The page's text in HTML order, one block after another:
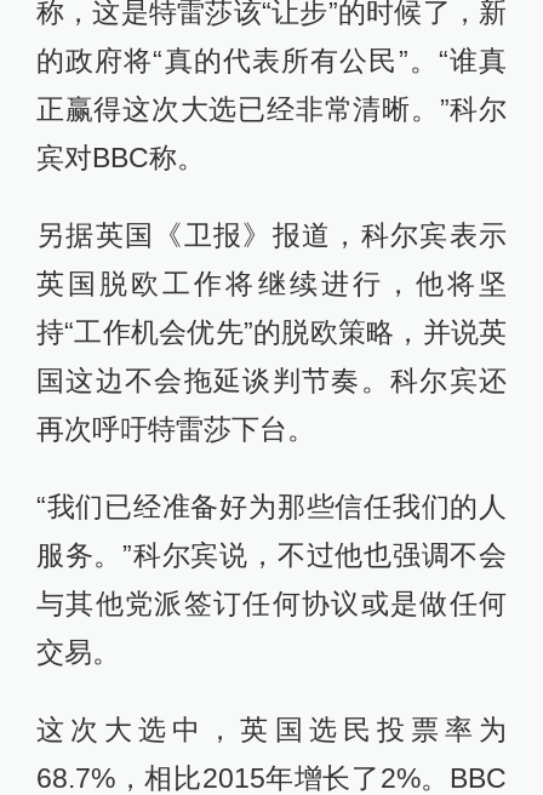
称，这是特雷莎该“让步”的时候了，新
的政府将“真的代表所有公民”。“谁真
正赢得这次大选已经非常清晰。”科尔
宾对BBC称。
另据英国《卫报》报道，科尔宾表示
英国脱欧工作将继续进行，他将坚
持“工作机会优先”的脱欧策略，并说英
国这边不会拖延谈判节奏。科尔宾还
再次呼吁特雷莎下台。
“我们已经准备好为那些信任我们的人
服务。”科尔宾说，不过他也强调不会
与其他党派签订任何协议或是做任何
交易。
这次大选中，英国选民投票率为
68.7%，相比2015年增长了2%。BBC